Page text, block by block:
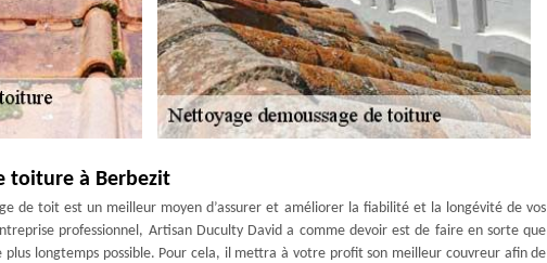
toiture à Berbezit
de toit est un meilleur moyen d’assurer et améliorer la fiabilité et la longévité de vos
professionnel, Artisan Duculty David a comme devoir est de faire en sorte que
plus longtemps possible. Pour cela, il mettra à votre profit son meilleur couvreur afin de